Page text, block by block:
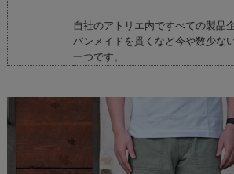
自社のアトリエ内ですべての製品
パンメイドを貫くなど今や数少な
一つです。